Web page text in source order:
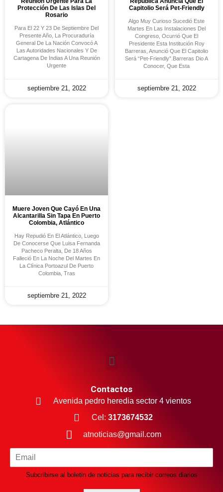
Protección De Las Islas Del
Rosario
Para El 22 Y 23 De Septiembre Del
Presente Año, La Procuraduría
General De La Nación Convocó A
Las Autoridades Nacionales Y De
Cartagena De Indias A Una Reunión
Urgente
septiembre 21, 2022
Capitolio Será Pet-Friendly
Algo Muy Curioso Sucedió Este
Martes En Las Instalaciones Del
Congreso, Ocurrió Que El
Presidente Esta Institución Roy
Barreras, Anunció Que El Capitolio
Será “Pet-Friendly”.Barreras Dio A
Conocer, Que Esta
septiembre 21, 2022
Muere Joven Que Cayó En Una
Alcantarilla Sin Tapa En Puerto
Colombia, Atlántico
Hay Repudió En El Atlántico, Luego
De Conocerse Que Luisa Fernanda
Pacheco Peralta, De 18 Años
Falleció En La Noche Del Martes En
La Clínica Portoazul De Puerto
Colombia, Tras
septiembre 21, 2022
Contactos
Avenida pedro heredia sector 4 vientos
Cel: 3173674532
atnoticias@gmail.com
Subcribirse al boletin de noticias para recibir correos diarios